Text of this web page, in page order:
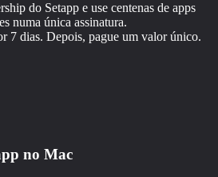
do Setapp e use centenas de apps
numa única assinatura.
7 dias. Depois, pague um valor único.
no Mac